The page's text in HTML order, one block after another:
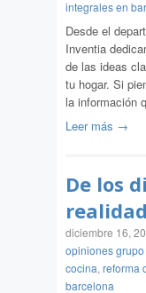
integrales en
Desde el
Inventia
de las ideas
tu hogar. Si
la información
Leer más →
De los
realidad
diciembre 16,
opiniones
cocina, reforma
barcelona